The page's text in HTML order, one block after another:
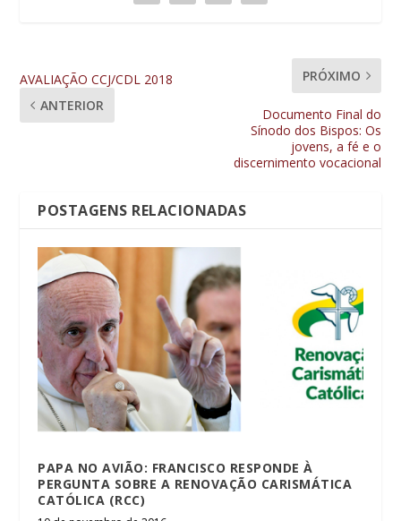
AVALIAÇÃO CCJ/CDL 2018
ANTERIOR
PRÓXIMO
Documento Final do
Sínodo dos Bispos: Os
jovens, a fé e o
discernimento vocacional
POSTAGENS RELACIONADAS
PAPA NO AVIÃO: FRANCISCO RESPONDE À
PERGUNTA SOBRE A RENOVAÇÃO CARISMÁTICA
CATÓLICA (RCC)